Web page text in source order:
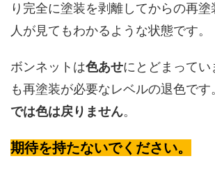
り完全に塗装を剥離してからの再
人が見てもわかるような状態です。
ボンネットは色あせにとどまってい
も再塗装が必要なレベルの退色です
では色は戻りません。
期待を持たないでください。